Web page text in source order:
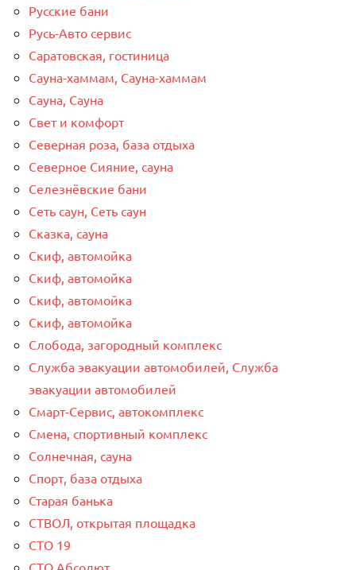
Русские бани
Русь-Авто сервис
Саратовская, гостиница
Сауна-хаммам, Сауна-хаммам
Сауна, Сауна
Свет и комфорт
Северная роза, база отдыха
Северное Сияние, сауна
Селезнёвские бани
Сеть саун, Сеть саун
Сказка, сауна
Скиф, автомойка
Скиф, автомойка
Скиф, автомойка
Скиф, автомойка
Слобода, загородный комплекс
Служба эвакуации автомобилей, Служба
эвакуации автомобилей
Смарт-Сервис, автокомплекс
Смена, спортивный комплекс
Солнечная, сауна
Спорт, база отдыха
Старая банька
СТВОЛ, открытая площадка
СТО 19